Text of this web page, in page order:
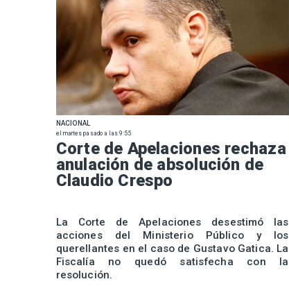
NACIONAL
el martes pasado a las 9:55
Corte de Apelaciones rechaza
anulación de absolución de
Claudio Crespo
La Corte de Apelaciones desestimó las
acciones del Ministerio Público y los
querellantes en el caso de Gustavo Gatica. La
Fiscalía no quedó satisfecha con la
resolución.